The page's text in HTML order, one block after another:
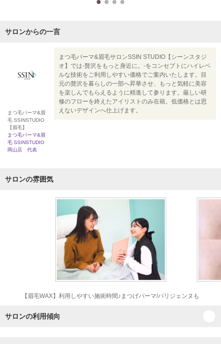
サロンからの一言
まつ毛パーマ&眉
毛 SSINSTUDIO
【眉毛】
まつ毛パーマ&眉
毛 SSINSTUDIO
岡山店 代表
まつ毛パーマ&眉毛サロンSSIN STUDIO【シーンスタジ
オ】では-贅沢をもっと身近に。-をコンセプトにハイレベ
ルな技術をご利用しやすい価格でご案内いたします。目
元の贅沢を暮らしの一部へ昇華させ、もっと気軽に美容
を楽しんでもらえるように精進して参ります。厳しい研
修のフローを終えたアイリストのみ在籍。低価格とは思
えないデザインへ仕上げます。
サロンの雰囲気
【眉毛WAX】利用しやすい施術時間♪まつげパーマ/パリジェンヌも
サロンの利用傾向